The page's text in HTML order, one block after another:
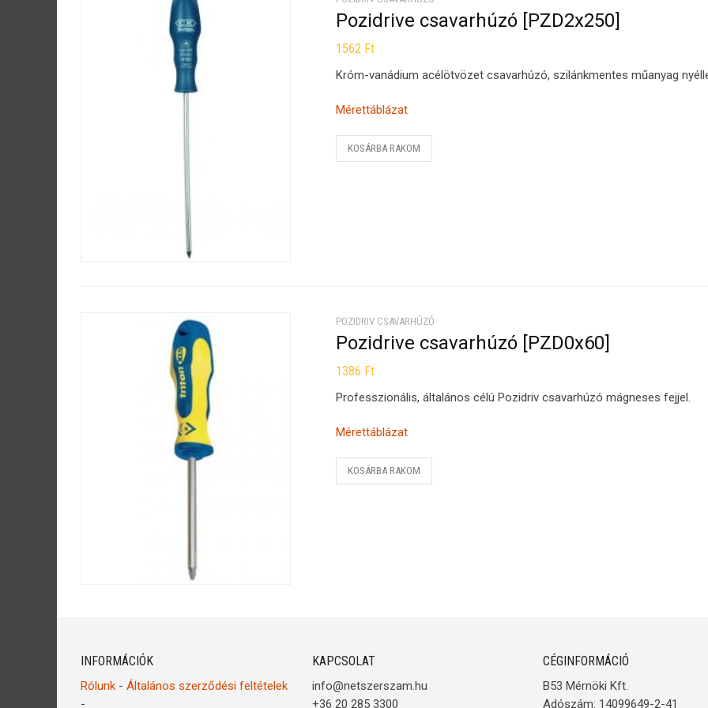
Pozidrive csavarhúzó [PZD2x250]
1562 Ft
Króm-vanádium acélötvözet csavarhúzó, szilánkmentes műanyag
Mérettáblázat
KOSÁRBA RAKOM
POZIDRIV CSAVARHÚZÓ
Pozidrive csavarhúzó [PZD0x60]
1386 Ft
Professzionális, általános célú Pozidriv csavarhúzó mágneses fejjel.
Mérettáblázat
KOSÁRBA RAKOM
INFORMÁCIÓK
Rólunk - Általános szerződési feltételek
-
KAPCSOLAT
info@netszerszam.hu
+36 20 285 3300
CÉGINFORMÁCIÓ
B53 Mérnöki Kft.
Adószám: 14099649-2-41